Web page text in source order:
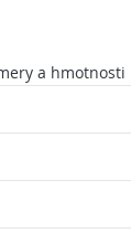
a hmotnosti